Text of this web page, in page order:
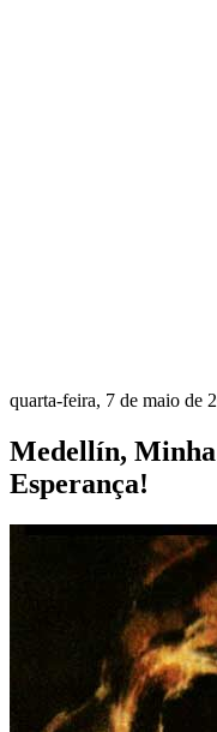
quarta-feira, 7 de maio de
Medellín, Minha
Esperança!